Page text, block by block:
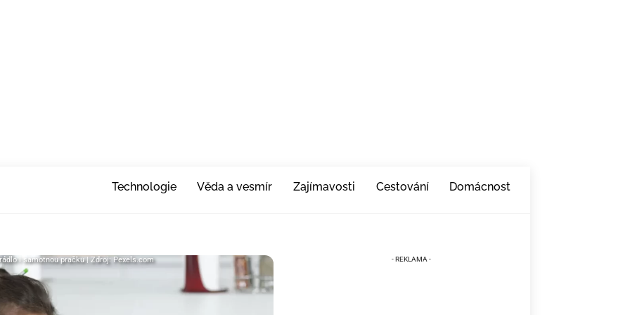
Technologie Věda a vesmír Zajímavosti Cestování Domácnost
i samotnou pračku | Zdroj: Pexels.com